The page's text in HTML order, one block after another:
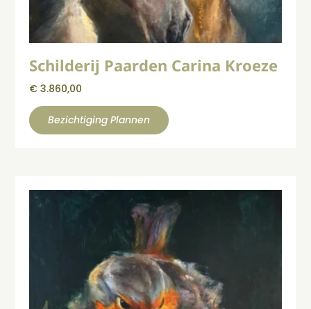
Schilderij Paarden Carina Kroeze
€ 3.860,00
Bezichtiging Plannen